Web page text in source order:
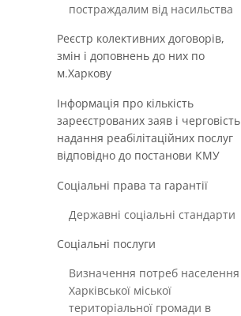
постраждалим від насильства
Реєстр колективних договорів,
змін і доповнень до них по
м.Харкову
Інформація про кількість
зареєстрованих заяв і черговість
надання реабілітаційних послуг
відповідно до постанови КМУ
Соціальні права та гарантії
Державні соціальні стандарти
Соціальні послуги
Визначення потреб населення
Харківської міської
територіальної громади в